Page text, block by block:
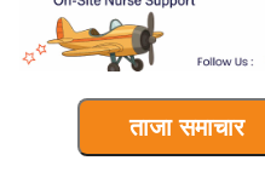
ताजा समाचार